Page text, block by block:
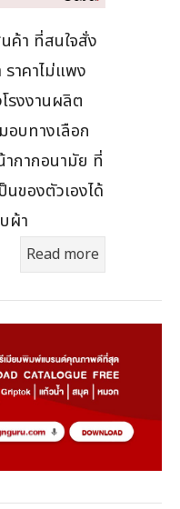
ค้า ที่สนใจสั่ง
าคาไม่แพง
รงงานผลิต
อบทางเลือก
กากอนามัย ที่
ของตัวเองได้
ผ้า
Read more